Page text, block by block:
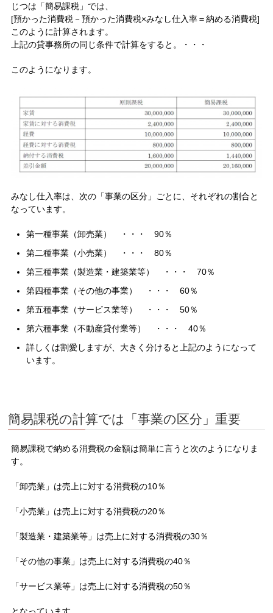
じつは「簡易課税」では、
[預かった消費税－預かった消費税×みなし仕入率＝納める消費税]
このように計算されます。
上記の貸事務所の同じ条件で計算をすると。・・・
このようになります。
みなし仕入率は、次の「事業の区分」ごとに、それぞれの割合と
なっています。
第一種事業（卸売業） ・・・ 90％
第二種事業（小売業） ・・・ 80％
第三種事業（製造業・建築業等） ・・・ 70％
第四種事業（その他の事業） ・・・ 60％
第五種事業（サービス業等） ・・・ 50％
第六種事業（不動産貸付業等） ・・・ 40％
詳しくは割愛しますが、大きく分けると上記のようになって
います。
簡易課税の計算では「事業の区分」重要
簡易課税で納める消費税の金額は簡単に言うと次のようになりま
す。
「卸売業」は売上に対する消費税の10％
「小売業」は売上に対する消費税の20％
「製造業・建築業等」は売上に対する消費税の30％
「その他の事業」は売上に対する消費税の40％
「サービス業等」は売上に対する消費税の50％